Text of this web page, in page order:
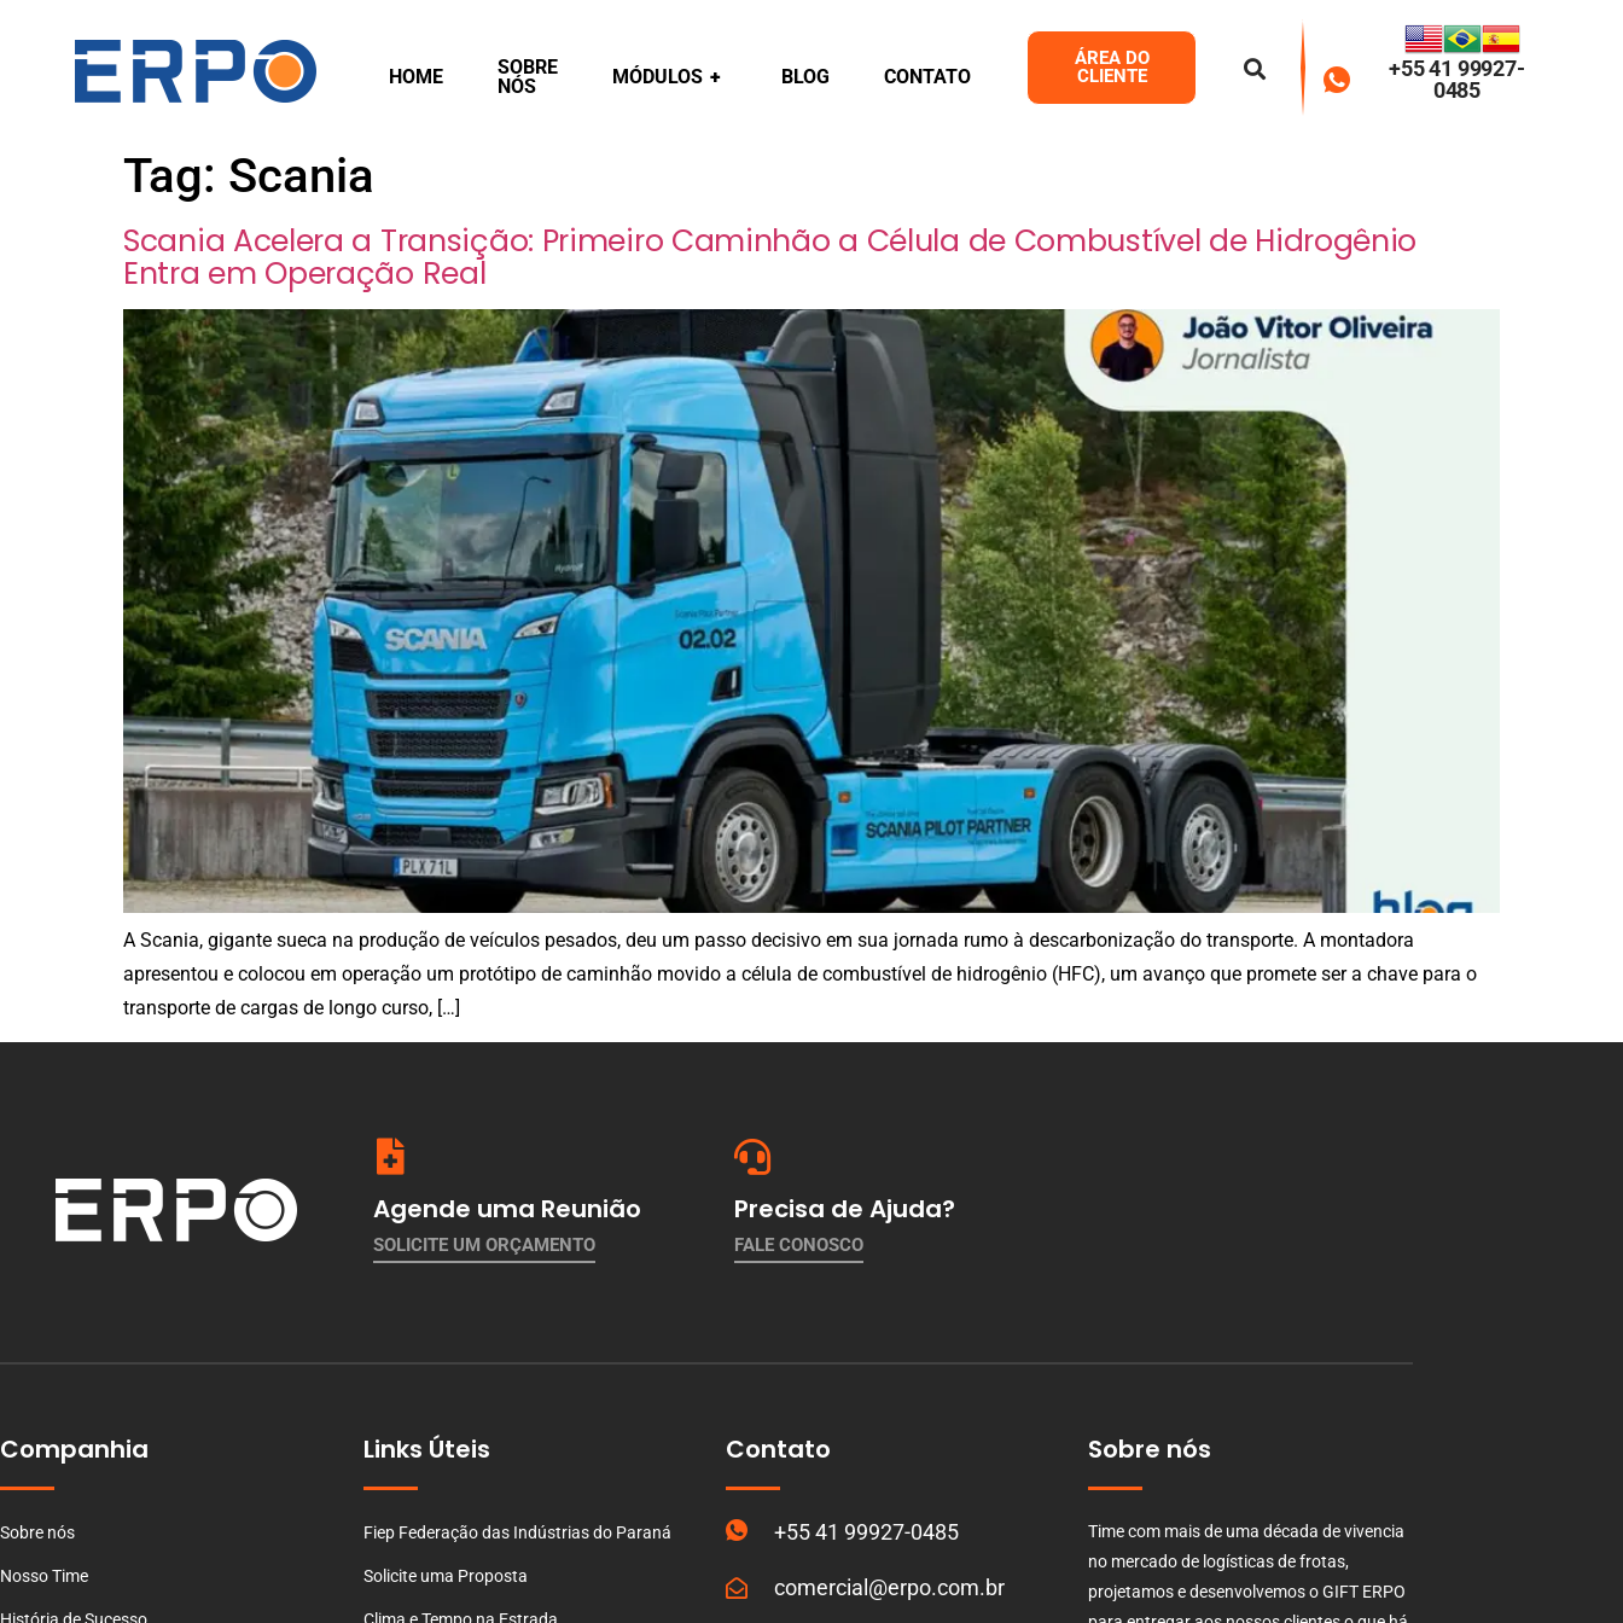
HOME
SOBRE
NÓS
MÓDULOS + BLOG CONTATO
ÁREA DO
CLIENTE
+55 41 99927-
0485
Tag: Scania
Scania Acelera a Transição: Primeiro Caminhão a Célula de Combustível de Hidrogênio
Entra em Operação Real
A Scania, gigante sueca na produção de veículos pesados, deu um passo decisivo em sua jornada rumo à descarbonização do transporte. A montadora
apresentou e colocou em operação um protótipo de caminhão movido a célula de combustível de hidrogênio (HFC), um avanço que promete ser a chave para o
transporte de cargas de longo curso, […]
Agende uma Reunião
SOLICITE UM ORÇAMENTO
Precisa de Ajuda?
FALE CONOSCO
Companhia
Sobre nós
Nosso Time
Links Úteis
Fiep Federação das Indústrias do Paraná
Solicite uma Proposta
Contato
+55 41 99927-0485
comercial@erpo.com.br
Sobre nós
Time com mais de uma década de vivencia
no mercado de logísticas de frotas,
projetamos e desenvolvemos o GIFT ERPO